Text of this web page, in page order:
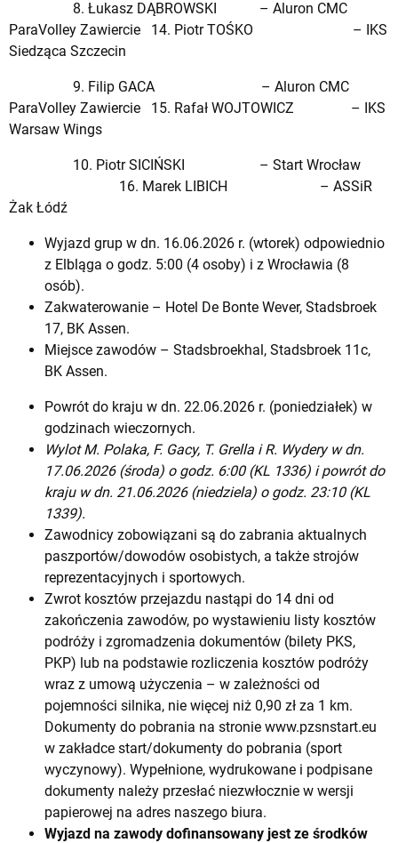
8. Łukasz DĄBROWSKI – Aluron CMC
ParaVolley Zawiercie 14. Piotr TOŚKO – IKS
Siedząca Szczecin
9. Filip GACA – Aluron CMC
ParaVolley Zawiercie 15. Rafał WOJTOWICZ – IKS
Warsaw Wings
10. Piotr SICIŃSKI – Start Wrocław
16. Marek LIBICH – ASSiR
Żak Łódź
Wyjazd grup w dn. 16.06.2026 r. (wtorek) odpowiednio
z Elbląga o godz. 5:00 (4 osoby) i z Wrocławia (8
osób).
Zakwaterowanie – Hotel De Bonte Wever, Stadsbroek
17, BK Assen.
Miejsce zawodów – Stadsbroekhal, Stadsbroek 11c,
BK Assen.
Powrót do kraju w dn. 22.06.2026 r. (poniedziałek) w
godzinach wieczornych.
Wylot M. Polaka, F. Gacy, T. Grella i R. Wydery w dn.
17.06.2026 (środa) o godz. 6:00 (KL 1336) i powrót do
kraju w dn. 21.06.2026 (niedziela) o godz. 23:10 (KL
1339).
Zawodnicy zobowiązani są do zabrania aktualnych
paszportów/dowodów osobistych, a także strojów
reprezentacyjnych i sportowych.
Zwrot kosztów przejazdu nastąpi do 14 dni od
zakończenia zawodów, po wystawieniu listy kosztów
podróży i zgromadzenia dokumentów (bilety PKS,
PKP) lub na podstawie rozliczenia kosztów podróży
wraz z umową użyczenia – w zależności od
pojemności silnika, nie więcej niż 0,90 zł za 1 km.
Dokumenty do pobrania na stronie www.pzsnstart.eu
w zakładce start/dokumenty do pobrania (sport
wyczynowy). Wypełnione, wydrukowane i podpisane
dokumenty należy przesłać niezwłocznie w wersji
papierowej na adres naszego biura.
Wyjazd na zawody dofinansowany jest ze środków